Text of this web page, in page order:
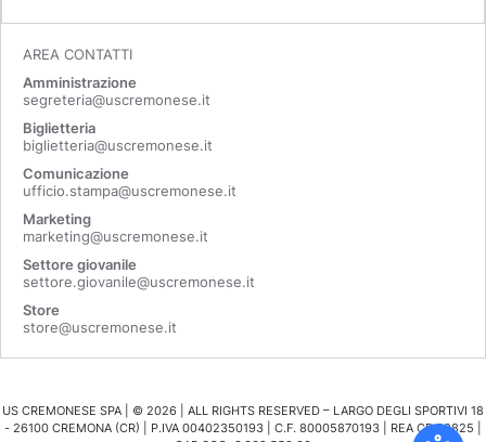
AREA CONTATTI
Amministrazione
segreteria@uscremonese.it
Biglietteria
biglietteria@uscremonese.it
Comunicazione
ufficio.stampa@uscremonese.it
Marketing
marketing@uscremonese.it
Settore giovanile
settore.giovanile@uscremonese.it
Store
store@uscremonese.it
US CREMONESE SPA | © 2026 | ALL RIGHTS RESERVED – LARGO DEGLI SPORTIVI 18
- 26100 CREMONA (CR) | P.IVA 00402350193 | C.F. 80005870193 | REA CR 98825 |